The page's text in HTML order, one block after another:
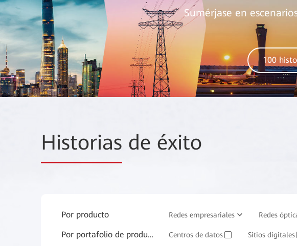
Sumérjase en
100
Historias de éxito
Por producto Redes empresariales Redes
Software y servicios empresariales
Por portafolio de productos Centros de datos Sitios digitales